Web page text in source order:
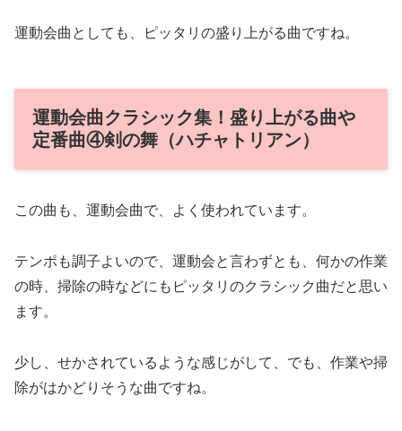
運動会曲としても、ピッタリの盛り上がる曲ですね。
運動会曲クラシック集！盛り上がる曲や
定番曲④剣の舞（ハチャトリアン）
この曲も、運動会曲で、よく使われています。
テンポも調子よいので、運動会と言わずとも、何かの作業
の時、掃除の時などにもピッタリのクラシック曲だと思い
ます。
少し、せかされているような感じがして、でも、作業や掃
除がはかどりそうな曲ですね。